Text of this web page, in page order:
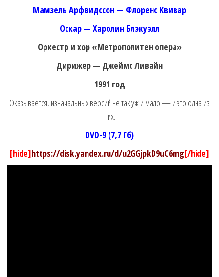
Мамзель Арфвидссон — Флоренс Квивар
Оскар — Харолин Блэкуэлл
Оркестр и хор «Метрополитен опера»
Дирижер — Джеймс Ливайн
1991 год
Оказывается, изначальных версий не так уж и мало — и это одна из
них.
DVD-9 (7,7 Гб)
[hide]https://disk.yandex.ru/d/u2GGjpkD9uC6mg[/hide]